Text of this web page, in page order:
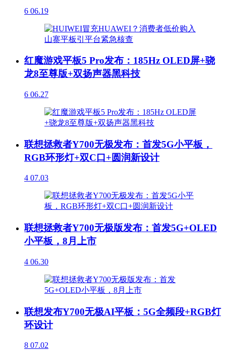
6 06.19
红魔游戏平板5 Pro发布：185Hz OLED屏+骁
龙8至尊版+双扬声器黑科技
6 06.27
联想拯救者Y700无极发布：首发5G小平板，
RGB环形灯+双C口+圆润新设计
4 07.03
联想拯救者Y700无极版发布：首发5G+OLED
小平板，8月上市
4 06.30
联想发布Y700无极AI平板：5G全频段+RGB灯
环设计
8 07.02